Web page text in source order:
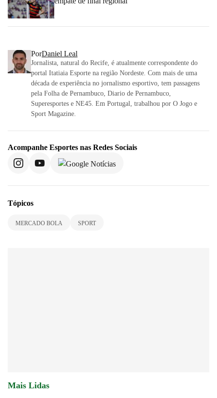
PorDaniel Leal
Jornalista, natural do Recife, é atualmente correspondente do
portal Itatiaia Esporte na região Nordeste. Com mais de uma
década de experiência no jornalismo esportivo, tem passagens
pela Folha de Pernambuco, Diario de Pernambuco,
Superesportes e NE45. Em Portugal, trabalhou por O Jogo e
Sport Magazine.
Acompanhe Esportes nas Redes Sociais
Tópicos
MERCADO BOLA SPORT
Mais Lidas